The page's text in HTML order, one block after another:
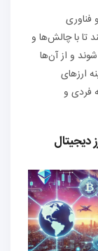
فناوری
تا با چالش‌ها و
و از آن‌ها
ارزهای
فردی و